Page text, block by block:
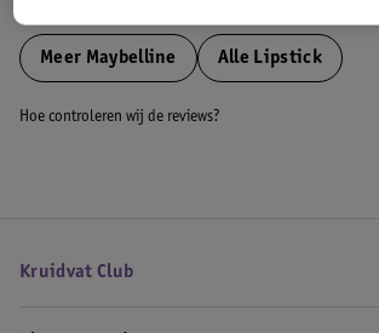
Meer Maybelline Alle Lipstick
Hoe controleren wij de reviews?
Kruidvat Club